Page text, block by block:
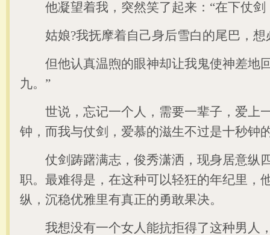
他凝望着我，突然笑了起来：“在下仗剑
姑娘?我抚摩着自己身后雪白的尾巴，想
但他认真温煦的眼神却让我鬼使神差地
九。”
世说，忘记一个人，需要一辈子，爱上
钟，而我与仗剑，爱慕的滋生不过是十秒钟
仗剑踌躇满志，俊秀潇洒，现身居意纵
职。最难得是，在这种可以轻狂的年纪里，
纵，沉稳优雅里有真正的勇敢果决。
我想没有一个女人能抗拒得了这种男人